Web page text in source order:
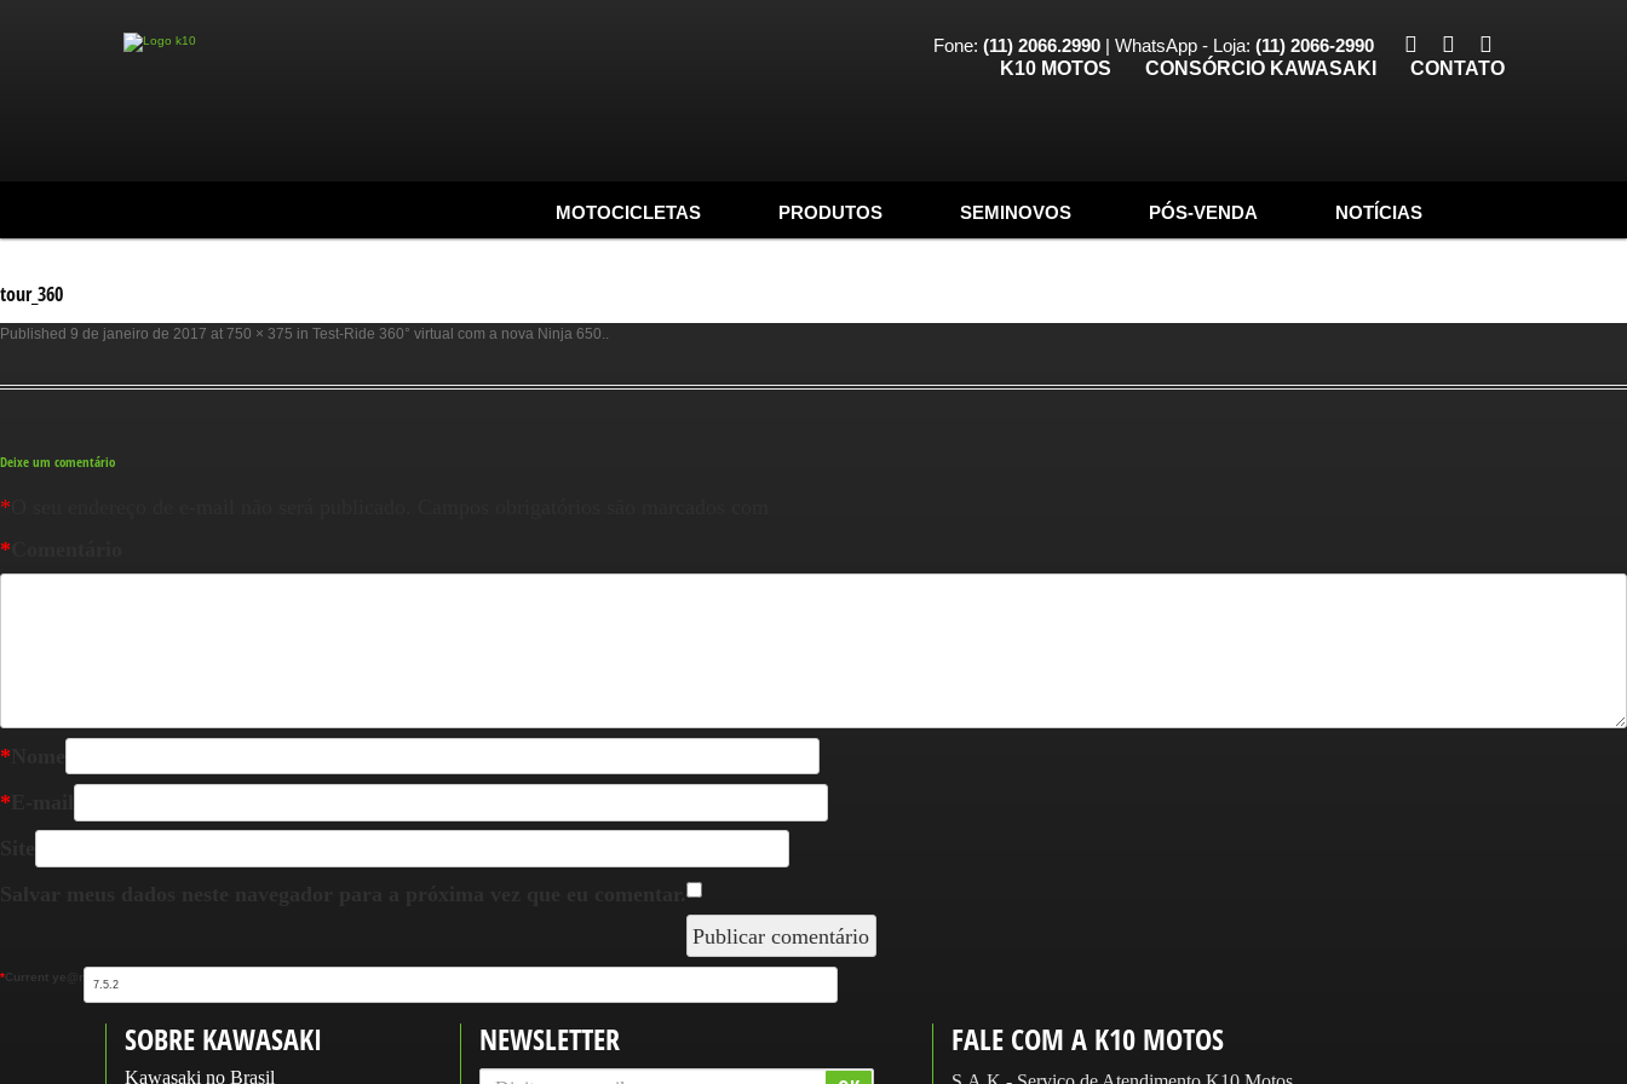
Fone: (11) 2066.2990 | WhatsApp - Loja: (11) 2066-2990
K10 MOTOS
CONSÓRCIO KAWASAKI CONTATO
MOTOCICLETAS PRODUTOS SEMINOVOS PÓS-VENDA NOTÍCIAS
tour_360
Published 9 de janeiro de 2017 at 750 × 375 in Test-Ride 360° virtual com a nova Ninja 650..
Deixe um comentário
*
*
*
*
Current ye@r
*
SOBRE KAWASAKI
Kawasaki no Brasil
NEWSLETTER FALE COM A K10 MOTOS